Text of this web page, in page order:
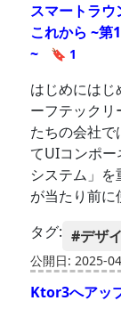
スマートラウ
これから ~第
~
🔖 1
はじめには
ーフテック
たちの会社で
てUIコンポ
システム」
が当たり前
タグ: #デザ
公開日: 2025-
Ktor3へアッ